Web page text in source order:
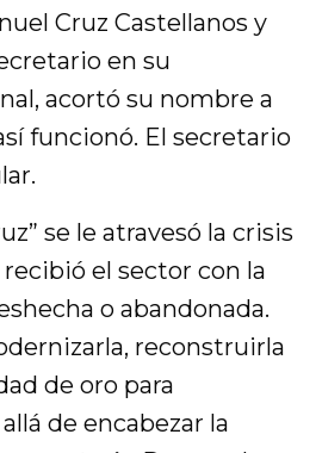
Cruz Castellanos y
en su
acortó su nombre a
funcionó. El secretario
se le atravesó la crisis
el sector con la
o abandonada.
reconstruirla
de oro para
de encabezar la